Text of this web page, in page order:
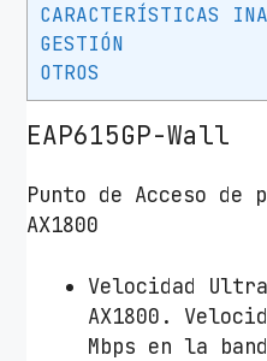
r
i
o
T
CARACTERÍSTICAS
GESTIÓN
OTROS
EAP615GP-Wall
Punto de Acceso de
AX1800
Velocidad
AX1800.
Mbps en la